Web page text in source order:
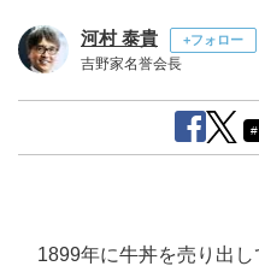
河村 泰貴 +フォロー
吉野家名誉会長
#
1899年に牛丼を売り出